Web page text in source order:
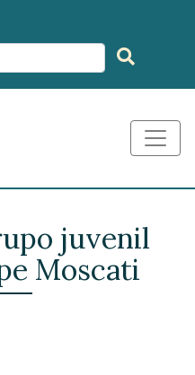
juvenil
Moscati